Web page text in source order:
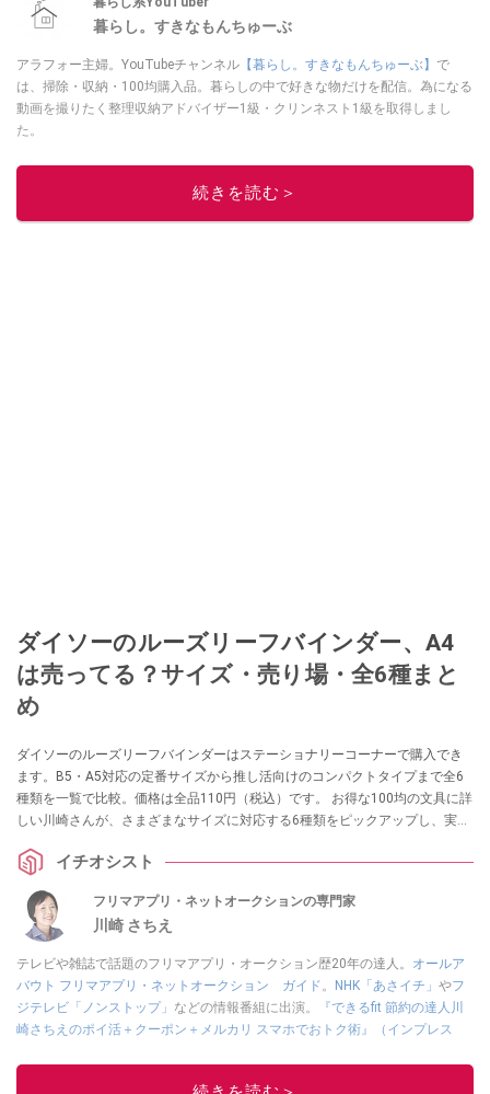
暮らし。すきなもんちゅーぶ
アラフォー主婦。YouTubeチャンネル 【暮らし。すきなもんちゅーぶ】 で
は、掃除・収納・100均購入品。暮らしの中で好きな物だけを配信。為になる
動画を撮りたく整理収納アドバイザー1級・クリンネスト1級を取得しまし
た。
このイチオシストの他の記事を読む
続きを読む＞
ダイソーのルーズリーフバインダー、A4
は売ってる？サイズ・売り場・全6種まと
め
ダイソーのルーズリーフバインダーはステーショナリーコーナーで購入でき
ます。B5・A5対応の定番サイズから推し活向けのコンパクトタイプまで全6
種類を一覧で比較。価格は全品110円（税込）です。 お得な100均の文具に詳
しい川崎さんが、さまざまなサイズに対応する6種類をピックアップし、実際
イチオシスト
フリマアプリ・ネットオークションの専門家
川崎 さちえ
テレビや雑誌で話題のフリマアプリ・オークション歴20年の達人。 オールア
バウト フリマアプリ・ネットオークション ガイド。 NHK「あさイチ」 やフ
ジテレビ「ノンストップ」 などの情報番組に出演。
『できるfit 節約の達人川
崎さちえのポイ活＋クーポン＋メルカリ スマホでおトク術』（インプレス
的に稼ぐ！』（翔泳社刊）